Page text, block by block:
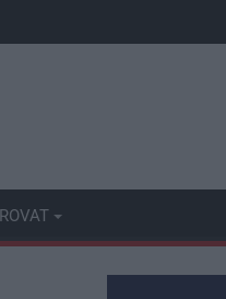
kapott, más